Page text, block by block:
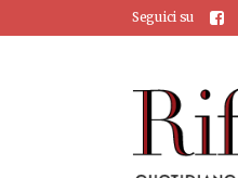
Seguici su